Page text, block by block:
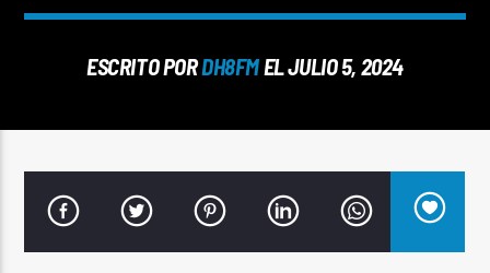
Señal FM
ESCRITO PORDH8FMEL JULIO 5, 2024